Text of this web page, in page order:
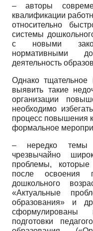
– авторы
квалификации
относительно
системы
с новыми
нормативными
деятельность
Однако тщательное
выявить такие
организации
необходимо
процесс повышения
формальное
– нередко темы
чрезвычайно
проблемы,
после освоения
дошкольного
«Актуальные
образования» и
подготовки